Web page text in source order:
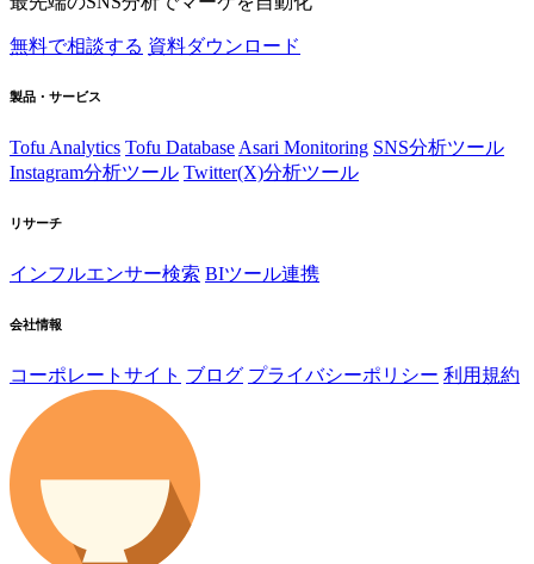
無料で相談する 資料ダウンロード
製品・サービス
Tofu Analytics Tofu Database Asari Monitoring SNS分析ツール
Instagram分析ツール Twitter(X)分析ツール
リサーチ
インフルエンサー検索 BIツール連携
会社情報
コーポレートサイト ブログ プライバシーポリシー 利用規約